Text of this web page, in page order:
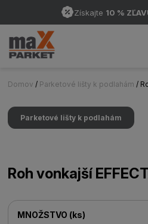
Získajte 10 %
Domov / Parketové lišty k podlahám /
Parketové lišty k podlahám
Roh vonkajší
MNOŽSTVO (ks)